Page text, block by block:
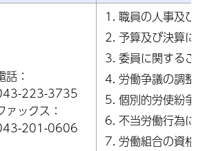
話：
223-3735
ァックス：
201-0606
職員の人事及び
予算及び決算に
委員に関するこ
労働争議の調整
個別的労使紛争
不当労働行為に
労働組合の資格